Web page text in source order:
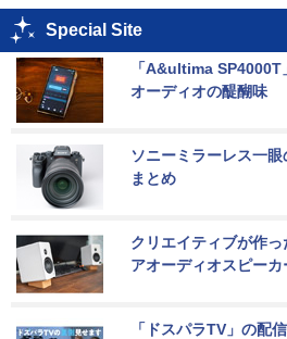
Special Site
「A&ultima
オーディオの醍醐味
ソニーミラーレス一
まとめ
クリエイティブが作
アオーディオスピーカ
「ドスパラTV」の配